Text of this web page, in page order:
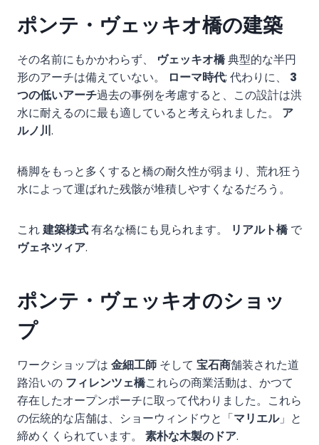
ポンテ・ヴェッキオ橋の建築
その名前にもかかわらず、 ヴェッキオ橋典型的な半円
形のアーチは備えていない。
ローマ時代; 代わりに、 3
つの低いアーチ過去の事例を考慮すると、この設計は洪
水に耐えるのに最も適していると考えられました。 ア
ルノ川.
橋脚をもっと多くすると橋の耐久性が弱まり、荒れ狂う
水によって運ばれた残骸が堆積しやすくなるだろう。
これ建築様式有名な橋にも見られます。 リアルト橋で
ヴェネツィア.
ポンテ・ヴェッキオのショッ
プ
ワークショップは 金細工師 そして 宝石商舗装された道
路沿いの フィレンツェ橋これらの商業活動は、かつて
存在したオープンポーチに取って代わりました。これら
の伝統的な店舗は、ショーウィンドウと「マリエル」と
締めくくられています。 素朴な木製のドア.